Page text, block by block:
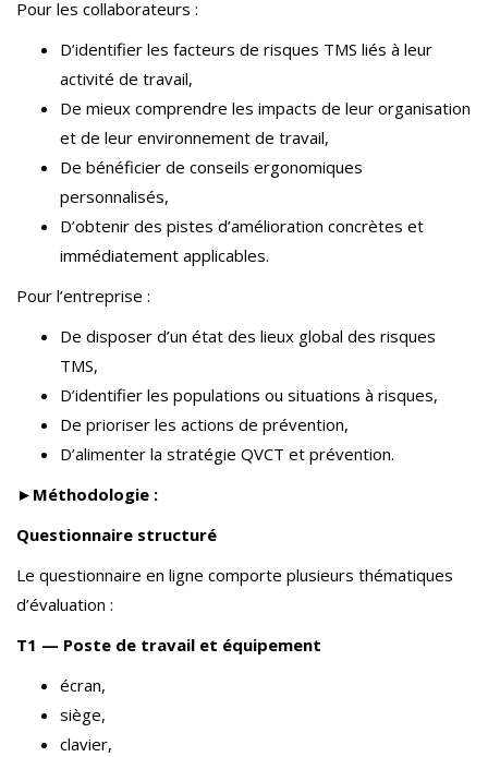
Pour les collaborateurs :
D’identifier les facteurs de risques TMS liés à leur
activité de travail,
De mieux comprendre les impacts de leur organisation
et de leur environnement de travail,
De bénéficier de conseils ergonomiques
personnalisés,
D’obtenir des pistes d’amélioration concrètes et
immédiatement applicables.
Pour l’entreprise :
De disposer d’un état des lieux global des risques
TMS,
D’identifier les populations ou situations à risques,
De prioriser les actions de prévention,
D’alimenter la stratégie QVCT et prévention.
► Méthodologie :
Questionnaire structuré
Le questionnaire en ligne comporte plusieurs thématiques
d’évaluation :
T1 — Poste de travail et équipement
écran,
siège,
clavier,